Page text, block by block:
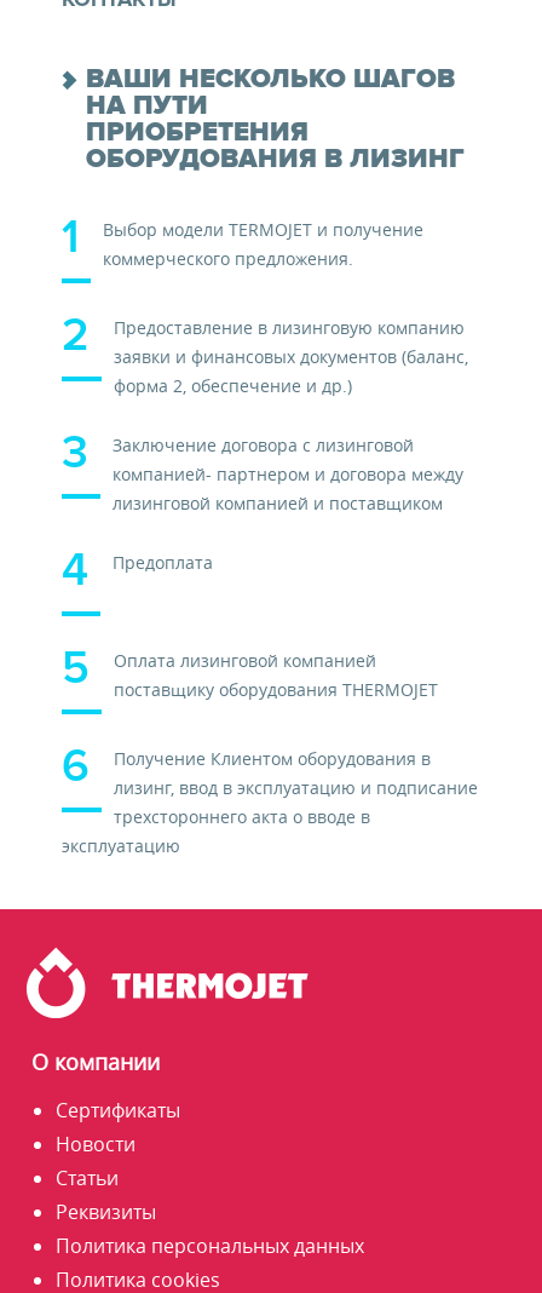
E-mail: kabanova.N@baltlease.ru
Сайт: baltlease.ru
ЭЛЕМЕНТ ЛИЗИНГ
Тел.: +7 (495) 937-27-80
Сайт: elementleasing.ru
ВАШИ НЕСКОЛЬКО ШАГОВ
НА ПУТИ
ПРИОБРЕТЕНИЯ
ОБОРУДОВАНИЯ В ЛИЗИНГ
Выбор модели TERMOJET и получение
коммерческого предложения.
Предоставление в лизинговую компанию
заявки и финансовых документов (баланс,
форма 2, обеспечение и др.)
Заключение договора с лизинговой
компанией- партнером и договора между
лизинговой компанией и поставщиком
Предоплата
Оплата лизинговой компанией
поставщику оборудования THERMOJET
Получение Клиентом оборудования в
лизинг, ввод в эксплуатацию и подписание
трехстороннего акта о вводе в
эксплуатацию
О компании
Сертификаты
Новости
Статьи
Реквизиты
Политика персональных данных
Политика cookies